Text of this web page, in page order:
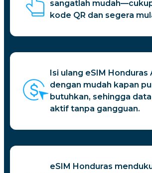
sangatlah
kode QR dan segera
Isi ulang eSIM Honduras
dengan mudah kapan
butuhkan, sehingga
aktif tanpa gangguan.
eSIM Honduras